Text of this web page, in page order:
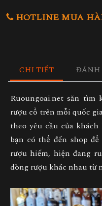
HOTLINE MUA
CHI TIẾT ĐÁNH
Ruoungoai.net săn tìm
rượu cổ trên mỗi quốc
theo yêu cầu của
bạn có thể đến shop
rượu hiếm, hiện đang
dòng rượu khác nhau từ